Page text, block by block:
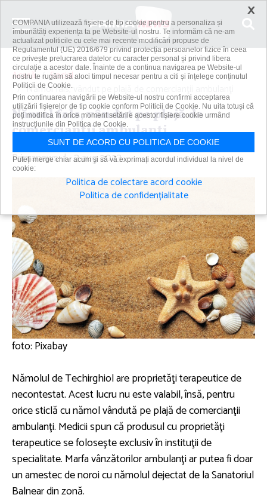
Acasă
Social
Nămol fals, vândut pe plajă de comercianţii ambulanţi
Nămol fals, vândut pe plajă de
comercianţii ambulanţi
Primanews | 3 aug 2023
foto: Pixabay
Nămolul de Techirghiol are proprietăţi terapeutice de
necontestat. Acest lucru nu este valabil, însă, pentru
orice sticlă cu nămol vândută pe plajă de comercianţii
ambulanţi. Medicii spun că produsul cu proprietăţi
terapeutice se foloseşte exclusiv în instituţii de
specialitate. Marfa vânzătorilor ambulanţi ar putea fi doar
un amestec de noroi cu nămolul dejectat de la Sanatoriul
Balnear din zonă.
×
COMPANIA utilizează fişiere de tip cookie pentru a personaliza și
îmbunătăți experiența ta pe Website-ul nostru. Te informăm că ne-am
actualizat politicile cu cele mai recente modificări propuse de
Regulamentul (UE) 2016/679 privind protecția persoanelor fizice în ceea
ce privește prelucrarea datelor cu caracter personal și privind libera
circulație a acestor date. Înainte de a continua navigarea pe Website-ul
nostru te rugăm să aloci timpul necesar pentru a citi și înțelege conținutul
Politicii de Cookie.
Prin continuarea navigării pe Website-ul nostru confirmi acceptarea
utilizării fişierelor de tip cookie conform Politicii de Cookie. Nu uita totuși că
poți modifica în orice moment setările acestor fişiere cookie urmând
instrucțiunile din Politica de Cookie.
SUNT DE ACORD CU POLITICA DE COOKIE
Puteți merge chiar acum și să vă exprimați acordul individual la nivel de
cookie:
Politica de colectare acord cookie
Politica de confidențialitate